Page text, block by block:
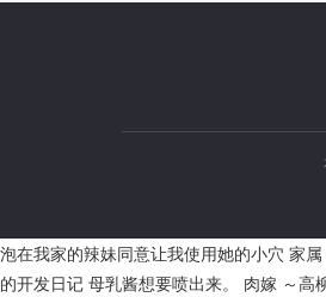
泡在我家的辣妹同意让我使用她的小穴 家
的开发日记 母乳酱想要喷出来。 肉嫁 ～高